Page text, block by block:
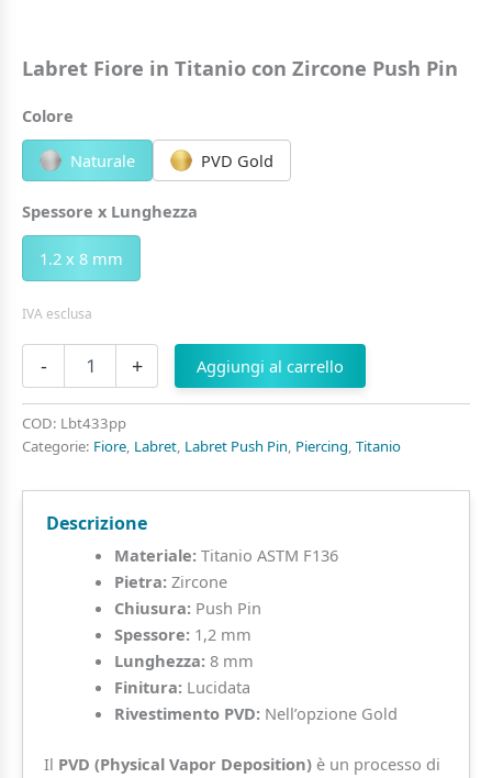
Labret Fiore in Titanio con Zircone Push Pin
Colore
Naturale PVD Gold
Spessore x Lunghezza
1.2 x 8 mm
IVA esclusa
-
Labret
Fiore
Titanio
con
quantità
+ Aggiungi al carrello
COD: Lbt433pp
Categorie: Fiore, Labret, Labret Push Pin, Piercing, Titanio
Descrizione
Materiale:Titanio ASTM F136
Pietra:Zircone
Chiusura:Push Pin
Spessore:1,2 mm
Lunghezza:8 mm
Finitura:Lucidata
Rivestimento PVD:Nell’opzione Gold
Il PVD (Physical Vapor Deposition)è un processo di